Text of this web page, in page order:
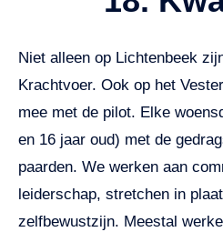
Niet alleen op Lichtenbeek
Krachtvoer. Ook op het
mee met de pilot. Elke
en 16 jaar oud) met de
paarden. We werken aan
leiderschap, stretchen in
zelfbewustzijn. Meestal